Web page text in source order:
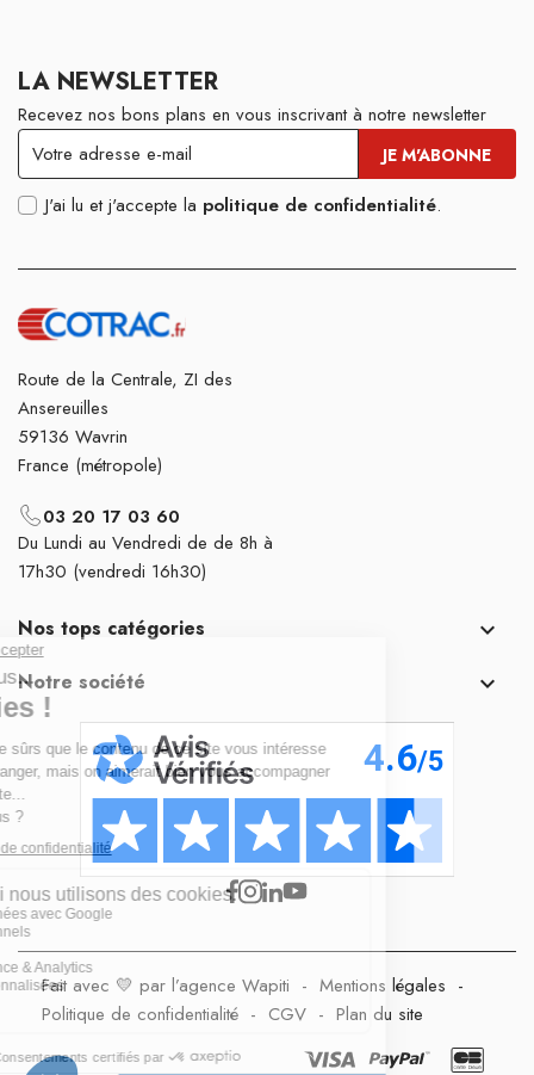
LA NEWSLETTER
Recevez nos bons plans en vous inscrivant à notre newsletter
J'ai lu et j'accepte la politique de confidentialité.
Route de la Centrale, ZI des
Ansereuilles
59136 Wavrin
France (métropole)
03 20 17 03 60
Du Lundi au Vendredi de de 8h à
17h30 (vendredi 16h30)
Nos tops catégories 
Notre société 
Fait avec 💛 par l’agence Wapiti - Mentions légales -
Politique de confidentialité - CGV - Plan du site